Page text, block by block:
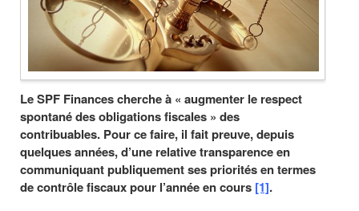
Le SPF Finances cherche à « augmenter le respect
spontané des obligations fiscales » des
contribuables. Pour ce faire, il fait preuve, depuis
quelques années, d’une relative transparence en
communiquant publiquement ses priorités en termes
de contrôle fiscaux pour l’année en cours [1].